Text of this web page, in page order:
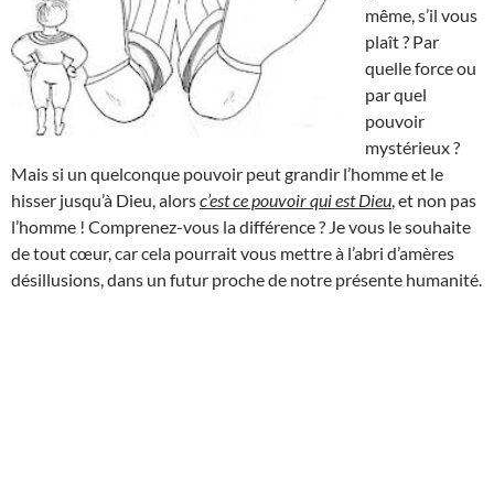
même, s’il vous
plaît ? Par
quelle force ou
par quel
pouvoir
mystérieux ?
Mais si un quelconque pouvoir peut grandir l’homme et le
hisser jusqu’à Dieu, alorsc’est ce pouvoir qui est Dieu , et non pas
l’homme ! Comprenez-vous la différence ? Je vous le souhaite
de tout cœur, car cela pourrait vous mettre à l’abri d’amères
désillusions, dans un futur proche de notre présente humanité.